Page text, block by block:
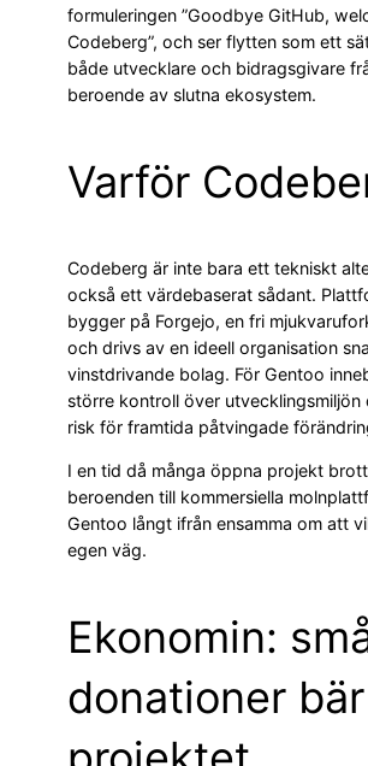
formuleringen ”Goodbye GitHub,
Codeberg”, och ser flytten som ett
både utvecklare och bidragsgivare
beroende av slutna ekosystem.
Varför
Codeberg är inte bara ett tekniskt
också ett värdebaserat sådant.
bygger på Forgejo, en fri
och drivs av en ideell organisation
vinstdrivande bolag. För Gentoo
större kontroll över utvecklingsmiljön
risk för framtida påtvingade
I en tid då många öppna projekt
beroenden till kommersiella
Gentoo långt ifrån ensamma om att
egen väg.
Ekonomin:
donationer bär